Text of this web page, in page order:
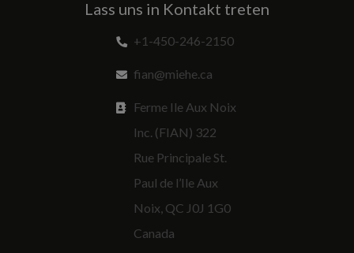
Lass uns in Kontakt treten
+1-450-246-2150
fian@miehe.ca
Ferme Ile Aux Noix
Inc. (FIAN) 322
Rue Principale St.
Paul de l’Ile Aux
Noix, QC J0J 1G0
Canada